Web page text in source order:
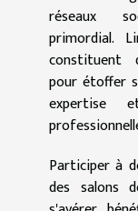
réseaux
primordial.
constituent
pour étoffer
expertise
Participer à
des salons